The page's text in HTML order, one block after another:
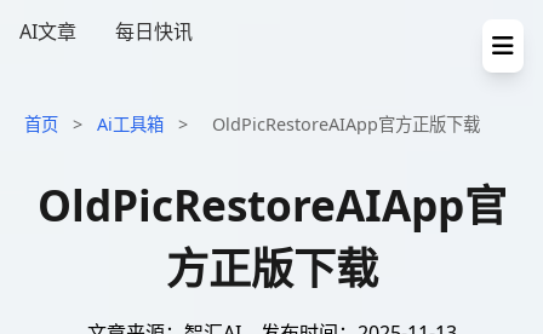
AI文章 每日快讯
首页 > Ai工具箱 > OldPicRestoreAIApp官方正版下载
OldPicRestoreAIApp官
方正版下载